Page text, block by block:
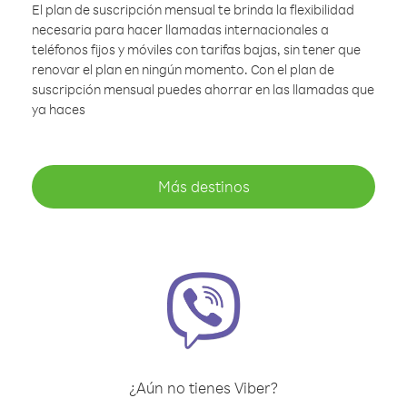
El plan de suscripción mensual te brinda la flexibilidad
necesaria para hacer llamadas internacionales a
teléfonos fijos y móviles con tarifas bajas, sin tener que
renovar el plan en ningún momento. Con el plan de
suscripción mensual puedes ahorrar en las llamadas que
ya haces
Más destinos
¿Aún no tienes Viber?